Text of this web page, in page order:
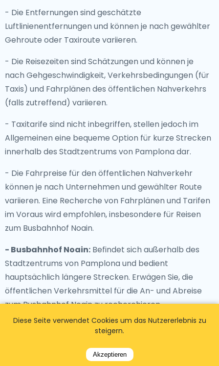
- Die Entfernungen sind geschätzte
Luftlinienentfernungen und können je nach gewählter
Gehroute oder Taxiroute variieren.
- Die Reisezeiten sind Schätzungen und können je
nach Gehgeschwindigkeit, Verkehrsbedingungen (für
Taxis) und Fahrplänen des öffentlichen Nahverkehrs
(falls zutreffend) variieren.
- Taxitarife sind nicht inbegriffen, stellen jedoch im
Allgemeinen eine bequeme Option für kurze Strecken
innerhalb des Stadtzentrums von Pamplona dar.
- Die Fahrpreise für den öffentlichen Nahverkehr
können je nach Unternehmen und gewählter Route
variieren. Eine Recherche von Fahrplänen und Tarifen
im Voraus wird empfohlen, insbesondere für Reisen
zum Busbahnhof Noain.
- Busbahnhof Noain: Befindet sich außerhalb des
Stadtzentrums von Pamplona und bedient
hauptsächlich längere Strecken. Erwägen Sie, die
öffentlichen Verkehrsmittel für die An- und Abreise
zum Busbahnhof Noain zu recherchieren.
Pamplona Stadtzentrum zu
Diese Seite verwendet Cookies um das Nutzererlebnis zu
steigern.
Akzeptieren